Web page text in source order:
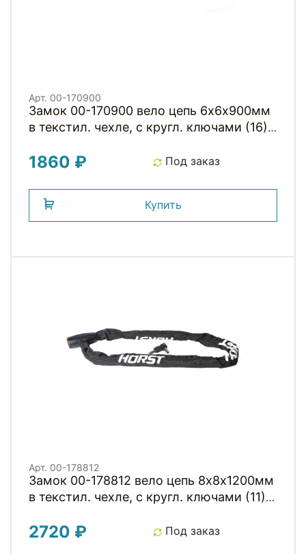
Арт. 00-170900
Замок 00-170900 вело цепь 6х6х900мм
в текстил. чехле, с кругл. ключами (16)
1860 ₽ Под заказ
Купить
Арт. 00-178812
Замок 00-178812 вело цепь 8х8х1200мм
в текстил. чехле, с кругл. ключами (11)
2720 ₽ Под заказ